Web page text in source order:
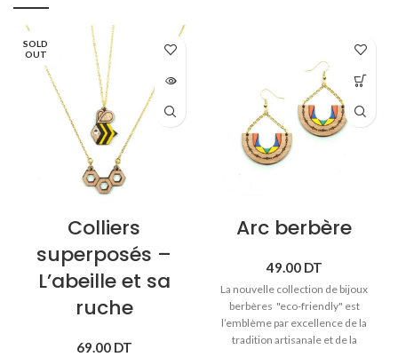
SOLD
OUT
Colliers
superposés –
L’abeille et sa
ruche
69.00 DT
Arc berbère
49.00 DT
La nouvelle collection de bijoux
berbères "eco-friendly" est
l’emblème par excellence de la
tradition artisanale et de la